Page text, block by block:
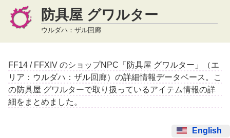
防具屋 グワルター
ウルダハ：ザル回廊
FF14 / FFXIV のショップNPC「防具屋 グワルター」（エ
リア：ウルダハ：ザル回廊）の詳細情報データベース。こ
の防具屋 グワルターで取り扱っているアイテム情報の詳
細をまとめました。
English